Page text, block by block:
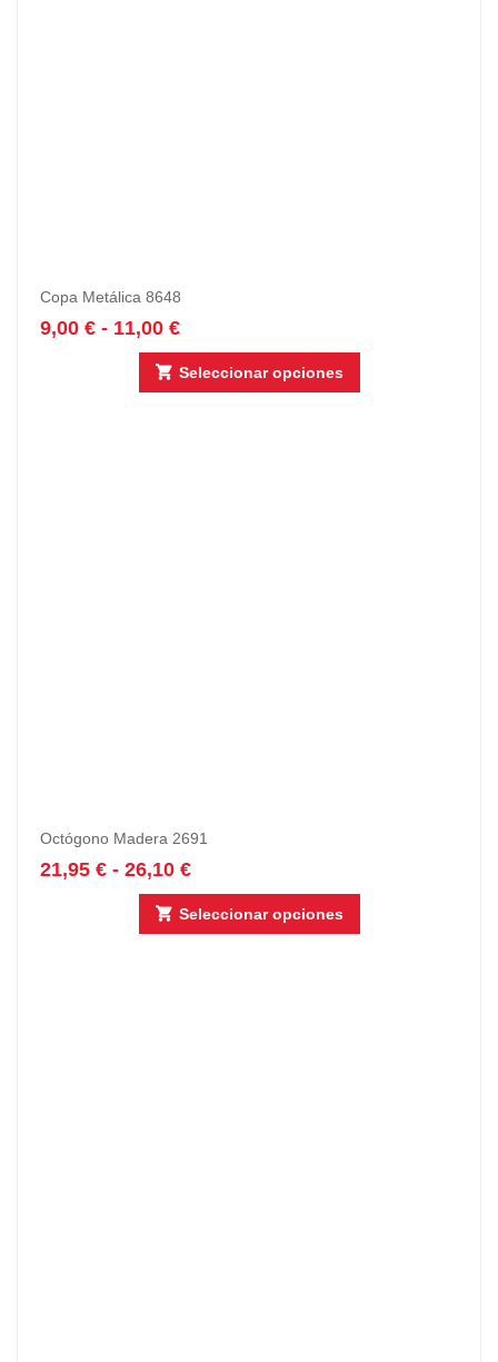
Copa Metálica 8648
9,00 € - 11,00 €
Seleccionar opciones
Octógono Madera 2691
21,95 € - 26,10 €
Seleccionar opciones